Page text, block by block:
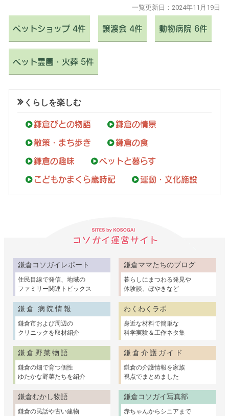
一覧更新日： 2024年11月19日
ペットショップ 4件 譲渡会 4件 動物病院 6件
ペット霊園・火葬 5件
くらしを楽しむ
鎌倉びとの物語 鎌倉の情景
散策・まち歩き 鎌倉の食
鎌倉の趣味 ペットと暮らす
こどもかまくら歳時記 運動・文化施設
鎌倉コソガイレポート
住民目線で発信、地域の
ファミリー関連トピックス
鎌倉ママたちのブログ
暮らしにまつわる発見や
体験談、ぼやきなど
鎌倉 病院情報
鎌倉市および周辺の
クリニックを取材紹介
わくわくラボ
身近な材料で簡単な
科学実験＆工作ネタ集
鎌倉野菜物語
鎌倉の畑で育つ個性
ゆたかな野菜たちを紹介
鎌倉介護ガイド
鎌倉の介護情報を家族
視点でまとめました
鎌倉むかし物語
鎌倉の民話や古い建物
鎌倉コソガイ写真部
赤ちゃんからシニアまで